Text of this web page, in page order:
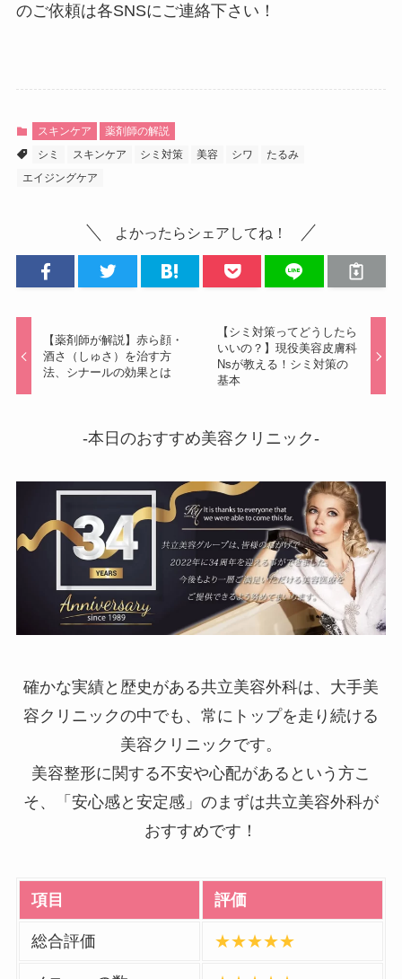
のご依頼は各SNSにご連絡下さい！
スキンケア
薬剤師の解説
シミ
スキンケア シミ対策 美容 シワ
たるみ
エイジングケア
よかったらシェアしてね！
【薬剤師が解説】赤ら顔・
酒さ（しゅさ）を治す方
法、シナールの効果とは
【シミ対策ってどうしたら
いいの？】現役美容皮膚科
Nsが教える！シミ対策の
基本
-本日のおすすめ美容クリニック-
確かな実績と歴史がある共立美容外科は、大手美
容クリニックの中でも、常にトップを走り続ける
美容クリニックです。
美容整形に関する不安や心配があるという方こ
そ、「安心感と安定感」のまずは共立美容外科が
おすすめです！
項目 評価
総合評価 ★★★★★